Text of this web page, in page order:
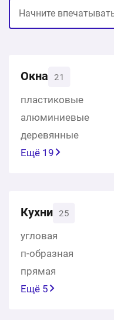
Окна 21
пластиковые
алюминиевые
деревянные
Ещё 19
Кухни 25
угловая
п-образная
прямая
Ещё 5